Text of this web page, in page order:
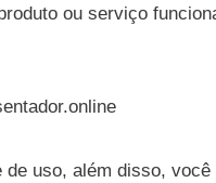
ou serviço
uso, além disso,